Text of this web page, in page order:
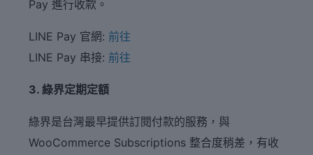
Pay 進行收款。
LINE Pay 官網: 前往
LINE Pay 串接: 前往
3. 綠界定期定額
綠界是台灣最早提供訂閱付款的服務，與
WooCommerce Subscriptions 整合度稍差，有收